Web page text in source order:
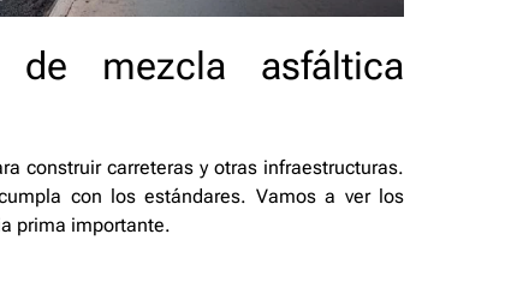
de mezcla asfáltica
construir carreteras y otras infraestructuras.
con los estándares. Vamos a ver los
prima importante.